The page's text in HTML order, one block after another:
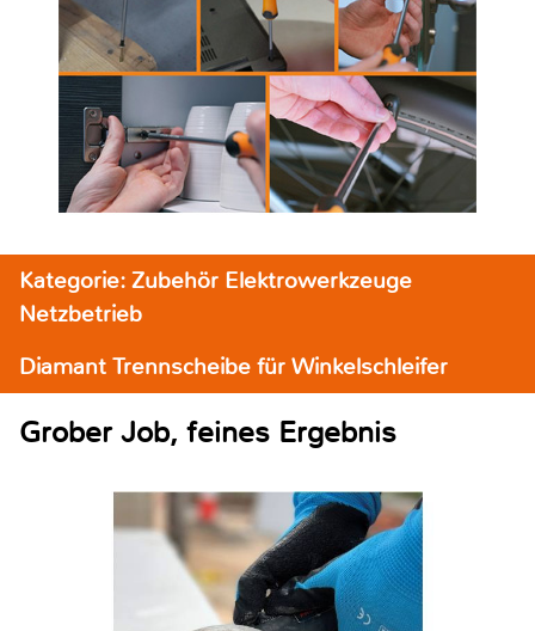
Kategorie: Zubehör Elektrowerkzeuge
Netzbetrieb
Diamant Trennscheibe für Winkelschleifer
Grober Job, feines Ergebnis